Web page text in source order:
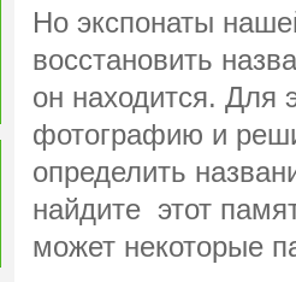
Но экспонаты
восстановить
он находится. Для
фотографию и
определить
найдите этот
может некоторые